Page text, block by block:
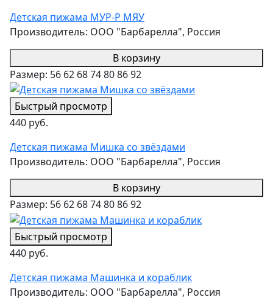
Детская пижама МУР-Р МЯУ
Производитель: ООО "Барбарелла", Россия
В корзину
Размер: 56 62 6874808692
Быстрый просмотр
440 руб.
Детская пижама Мишка со звёздами
Производитель: ООО "Барбарелла", Россия
В корзину
Размер: 56 62 6874808692
Быстрый просмотр
440 руб.
Детская пижама Машинка и кораблик
Производитель: ООО "Барбарелла", Россия